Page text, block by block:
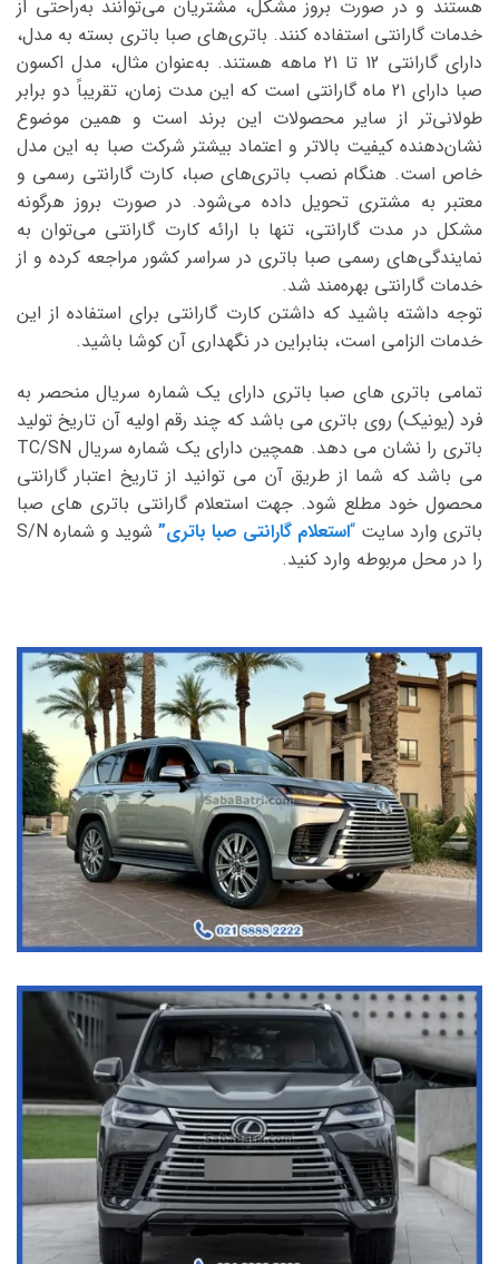
هستند و در صورت بروز مشکل، مشتریان می‌توانند به‌راحتی از
خدمات گارانتی استفاده کنند. باتری‌های صبا باتری بسته به مدل،
دارای گارانتی 12 تا 21 ماهه هستند. به‌عنوان مثال، مدل اکسون
صبا دارای 21 ماه گارانتی است که این مدت زمان، تقریباً دو برابر
طولانی‌تر از سایر محصولات این برند است و همین موضوع
نشان‌دهنده کیفیت بالاتر و اعتماد بیشتر شرکت صبا به این مدل
خاص است. هنگام نصب باتری‌های صبا، کارت گارانتی رسمی و
معتبر به مشتری تحویل داده می‌شود. در صورت بروز هرگونه
مشکل در مدت گارانتی، تنها با ارائه کارت گارانتی می‌توان به
نمایندگی‌های رسمی صبا باتری در سراسر کشور مراجعه کرده و از
خدمات گارانتی بهره‌مند شد.
توجه داشته باشید که داشتن کارت گارانتی برای استفاده از این
خدمات الزامی است، بنابراین در نگهداری آن کوشا باشید.
تمامی باتری های صبا باتری دارای یک شماره سریال منحصر به
فرد (یونیک) روی باتری می باشد که چند رقم اولیه آن تاریخ تولید
باتری را نشان می دهد. همچین دارای یک شماره سریال TC/SN
می باشد که شما از طریق آن می توانید از تاریخ اعتبار گارانتی
محصول خود مطلع شود. جهت استعلام گارانتی باتری های صبا
باتری وارد سایت “استعلام گارانتی صبا باتری”
شوید و شماره S/N
را در محل مربوطه وارد کنید.